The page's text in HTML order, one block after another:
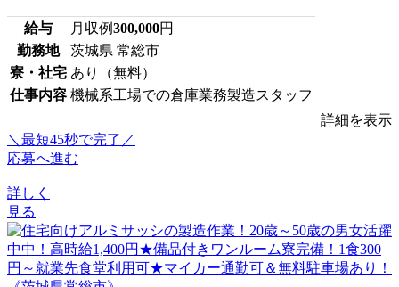
給与 月収例300,000円
勤務地
茨城県 常総市
寮・社宅 あり（無料）
仕事内容 機械系工場での倉庫業務製造スタッフ
詳細を表示
＼最短45秒で完了／
応募へ進む
詳しく
見る